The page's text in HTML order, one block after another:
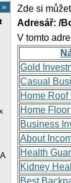
»
Zde si
Adresář: /
V tomto
Gold
Casual
Home Roof
Home
Business
About
Health
Kidney
Best